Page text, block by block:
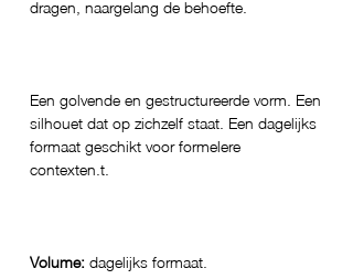
dragen, naargelang de behoefte.
Een golvende en gestructureerde vorm. Een
silhouet dat op zichzelf staat. Een dagelijks
formaat geschikt voor formelere
contexten.t.
Volume: dagelijks formaat.